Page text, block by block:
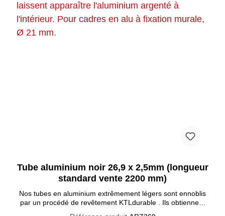
Tube aluminium noir 26,9 x 2,5mm (longueur
standard vente 2200 mm)
Nos tubes en aluminium extrêmement légers sont ennoblis
par un procédé de revêtement KTLdurable . Ils obtiennent